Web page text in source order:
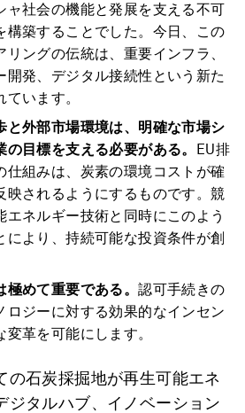
ャ社会の機能と発展を支える不可
構築することでした。今日、この
ングの伝統は、重要インフラ、
開発、デジタル接続性という新た
います。
と外部市場環境は、明確な市場シ
目標を支える必要がある。 EU排
仕組みは、炭素の環境コストが確
映されるようにするものです。競
エネルギー技術と同時にこのよう
により、持続可能な投資条件が創
極めて重要である。認可手続きの
ロジーに対する効果的なインセン
革を可能にします。
の石炭採掘地が再生可能エネ
ジタルハブ、イノベーション